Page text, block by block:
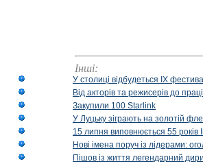
Інші:
У столиці відбудеться IX
Від акторів та режисерів до
Закупили 100 Starlink
У Луцьку зіграють на золотій
15 липня виповнюється 55 років
Нові імена поруч із лідерами:
Пішов із життя легендарний